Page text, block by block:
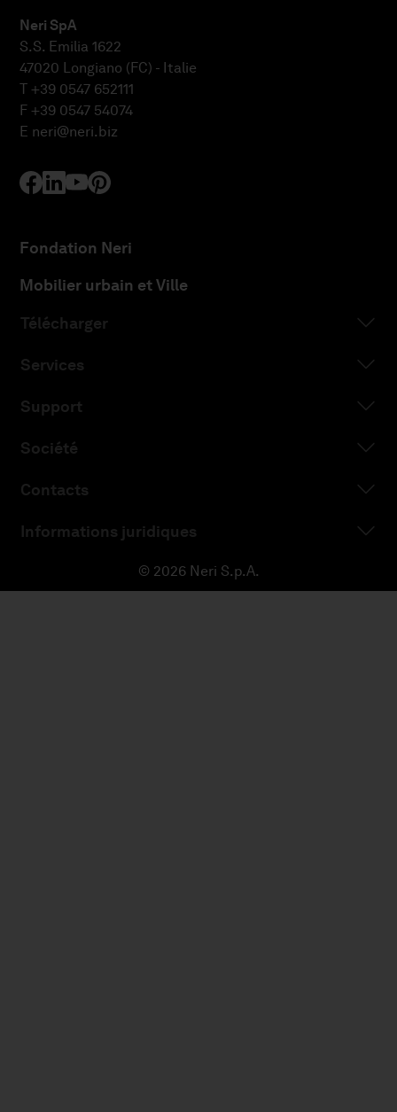
Neri SpA
S.S. Emilia 1622
47020 Longiano (FC) - Italie
T +39 0547 652111
F +39 0547 54074
E neri@neri.biz
Fondation Neri
Mobilier urbain et Ville
Télécharger
Services
Support
Société
Contacts
Informations juridiques
© 2026 Neri S.p.A.